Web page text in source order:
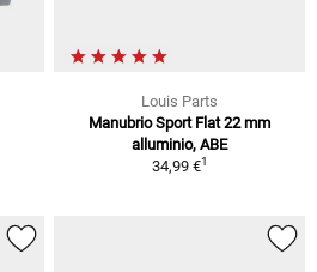
Louis Parts
Manubrio Sport Flat 22 mm
alluminio, ABE
34,99 €1